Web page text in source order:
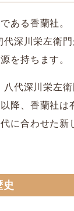
ある香蘭社。
代深川栄左衛
を持ちます。
八代深川栄左
降、香蘭社は
に合わせた新
史